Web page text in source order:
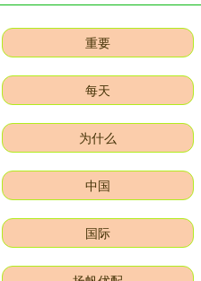
重要
每天
为什么
中国
国际